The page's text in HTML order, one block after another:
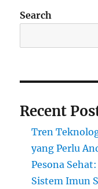
Search
Recent
Tren
yang Perlu
Pesona
Sistem Imun